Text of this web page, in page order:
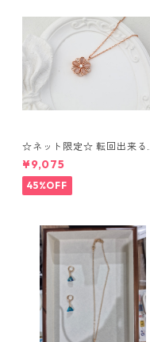
☆ネット限定☆ 転回出来る
花 ネックレス⁺ブレスレッ
ト OS7
¥9,075
45%OFF